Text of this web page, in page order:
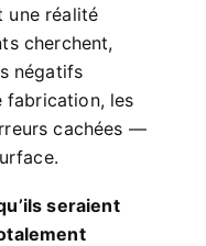
une réalité
cherchent,
négatifs
fabrication, les
cachées —
seraient